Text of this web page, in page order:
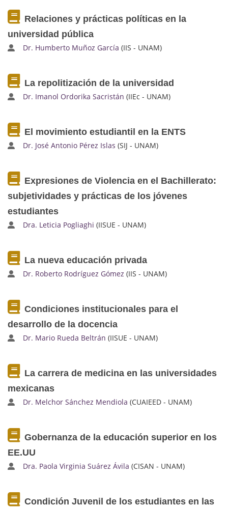
Relaciones y prácticas políticas en la
universidad pública
Dr. Humberto Muñoz García (IIS - UNAM)
La repolitización de la universidad
Dr. Imanol Ordorika Sacristán (IIEc - UNAM)
El movimiento estudiantil en la ENTS
Dr. José Antonio Pérez Islas (SIJ - UNAM)
Expresiones de Violencia en el Bachillerato:
subjetividades y prácticas de los jóvenes
estudiantes
Dra. Leticia Pogliaghi (IISUE - UNAM)
La nueva educación privada
Dr. Roberto Rodríguez Gómez (IIS - UNAM)
Condiciones institucionales para el
desarrollo de la docencia
Dr. Mario Rueda Beltrán (IISUE - UNAM)
La carrera de medicina en las universidades
mexicanas
Dr. Melchor Sánchez Mendiola (CUAIEED - UNAM)
Gobernanza de la educación superior en los
EE.UU
Dra. Paola Virginia Suárez Ávila (CISAN - UNAM)
Condición Juvenil de los estudiantes en las